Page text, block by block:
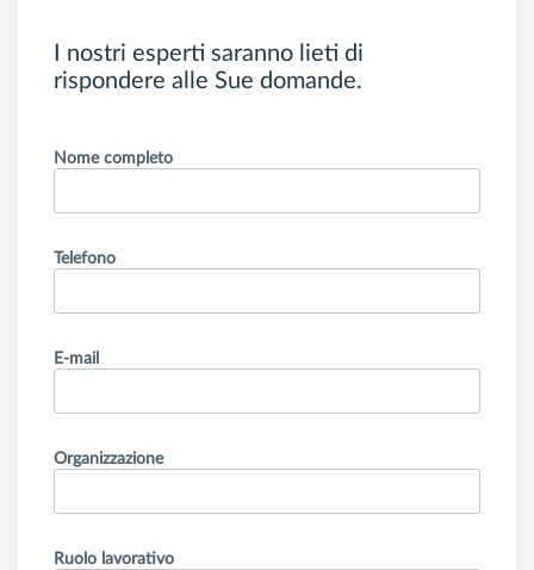
I nostri esperti saranno lieti di
rispondere alle Sue domande.
Nome completo
Telefono
E-mail
Organizzazione
Ruolo lavorativo